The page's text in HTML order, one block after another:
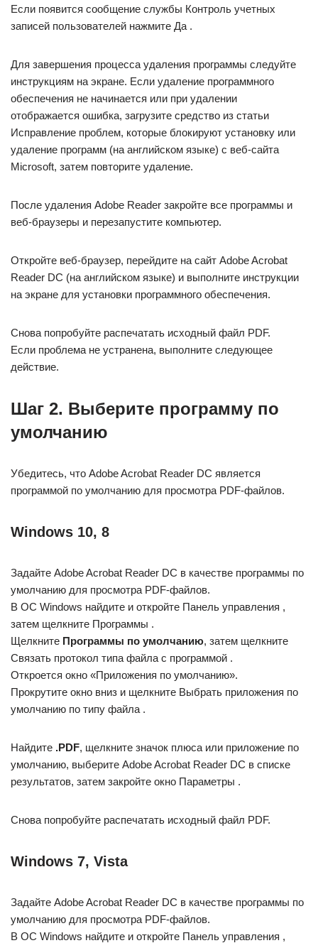
Если появится сообщение службы Контроль учетных
записей пользователей нажмите Да .
Для завершения процесса удаления программы следуйте
инструкциям на экране. Если удаление программного
обеспечения не начинается или при удалении
отображается ошибка, загрузите средство из статьи
Исправление проблем, которые блокируют установку или
удаление программ (на английском языке) с веб-сайта
Microsoft, затем повторите удаление.
После удаления Adobe Reader закройте все программы и
веб-браузеры и перезапустите компьютер.
Откройте веб-браузер, перейдите на сайт Adobe Acrobat
Reader DC (на английском языке) и выполните инструкции
на экране для установки программного обеспечения.
Снова попробуйте распечатать исходный файл PDF.
Если проблема не устранена, выполните следующее
действие.
Шаг 2. Выберите программу по
умолчанию
Убедитесь, что Adobe Acrobat Reader DC является
программой по умолчанию для просмотра PDF-файлов.
Windows 10, 8
Задайте Adobe Acrobat Reader DC в качестве программы по
умолчанию для просмотра PDF-файлов.
В ОС Windows найдите и откройте Панель управления ,
затем щелкните Программы .
Щелкните Программы по умолчанию, затем щелкните
Связать протокол типа файла с программой .
Откроется окно «Приложения по умолчанию».
Прокрутите окно вниз и щелкните Выбрать приложения по
умолчанию по типу файла .
Найдите .PDF, щелкните значок плюса или приложение по
умолчанию, выберите Adobe Acrobat Reader DC в списке
результатов, затем закройте окно Параметры .
Снова попробуйте распечатать исходный файл PDF.
Windows 7, Vista
Задайте Adobe Acrobat Reader DC в качестве программы по
умолчанию для просмотра PDF-файлов.
В ОС Windows найдите и откройте Панель управления ,